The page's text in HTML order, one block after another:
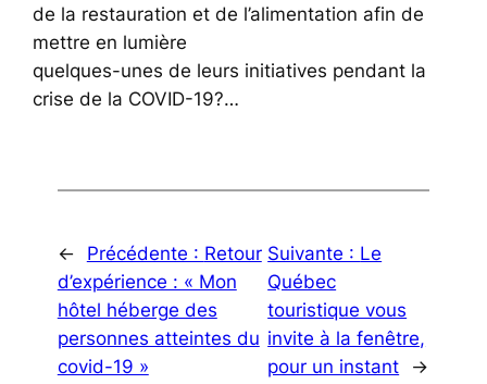
de la restauration et de l’alimentation afin de
mettre en lumière
quelques-unes de leurs initiatives pendant la
crise de la COVID-19?…
← Précédente : Retour
d’expérience : « Mon
hôtel héberge des
personnes atteintes du
covid-19 »
Suivante : Le
Québec
touristique vous
invite à la fenêtre,
pour un instant
→